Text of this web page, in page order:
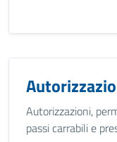
Autorizzazioni,
passi carrabili e